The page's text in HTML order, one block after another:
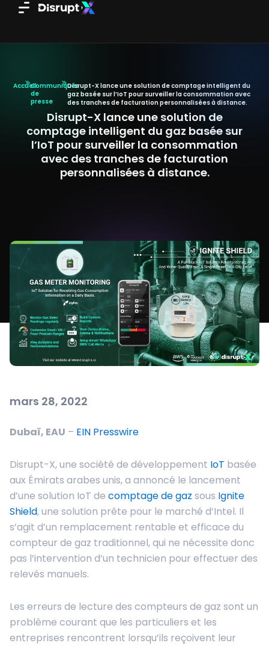
AccueilCommuniqués
de
presse
Disrupt-X lance une solution de comptage intelligent du
gaz basée sur l’IoT pour surveiller la consommation avec
des tranches de facturation personnalisées à distance.
Disrupt-X lance une solution de
comptage intelligent du gaz basée sur
l’IoT pour surveiller la consommation
avec des tranches de facturation
personnalisées à distance.
mars 28, 2022
Dubaï, EAU – EIN Presswire
Disrupt-X, une société de développement IoT basée
aux Émirats arabes unis, a annoncé le lancement
d’une solution IoT de comptage de gaz sous Ignite
Shield, une solution prête pour le marché d’Intel. Il
s’agit d’un remplacement rentable et efficace du
compteur de gaz traditionnel, qui ne nécessite donc
pas l’intervention d’un technicien pour effectuer des
relevés manuels.
Les erreurs de lecture des compteurs de gaz sont un
problème courant que les particuliers et les
entreprises rencontrent lorsqu’ils reçoivent leur